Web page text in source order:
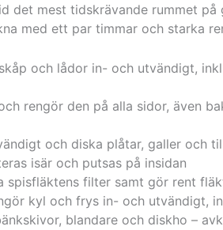
det mest tidskrävande rummet
med ett par timmar och starka
och lådor in- och utvändigt,
rengör den på alla sidor, även
och diska plåtar, galler och
isär och putsas på insidan
spisfläktens filter samt gör rent
kyl och frys in- och utvändigt,
blandare och diskho –